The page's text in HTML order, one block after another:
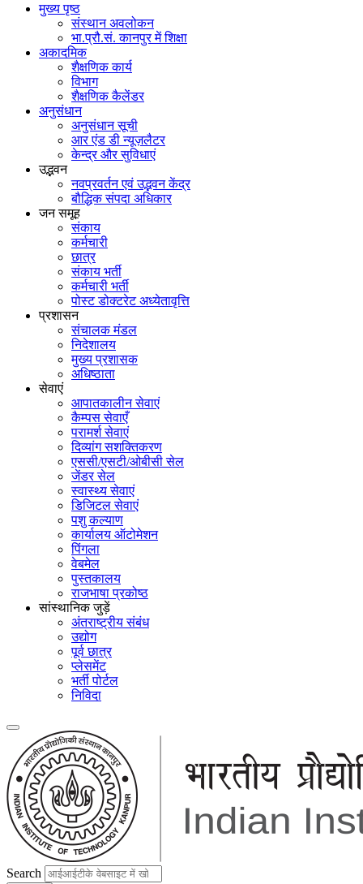
मुख्य पृष्ठ
संस्थान अवलोकन
भा.प्रौ.सं. कानपुर में शिक्षा
अकादमिक
शैक्षणिक कार्य
विभाग
शैक्षणिक कैलेंडर
अनुसंधान
अनुसंधान सूची
आर एंड डी न्यूज़लैटर
केन्द्र और सुविधाएं
उद्भवन
नवप्रवर्तन एवं उद्भवन केंद्र
बौद्धिक संपदा अधिकार
जन समूह
संकाय
कर्मचारी
छात्र
संकाय भर्ती
कर्मचारी भर्ती
पोस्‍ट डोक्‍टरेट अध्‍येतावृत्ति
प्रशासन
संचालक मंडल
निदेशालय
मुख्य प्रशासक
अधिष्ठाता
सेवाएं
आपातकालीन सेवाएं
कैम्पस सेवाएँ
परामर्श सेवाएं
दिव्यांग सशक्तिकरण
एससी/एसटी/ओबीसी सेल
जेंडर सेल
स्वास्थ्य सेवाएं
डिजिटल सेवाएं
पशु कल्याण
कार्यालय ऑटोमेशन
पिंगला
वेबमेल
पुस्तकालय
राजभाषा प्रकोष्ठ
सांस्थानिक जुड़ें
अंतराष्ट्रीय संबंध
उद्योग
पूर्व छात्र
प्लेसमेंट
भर्ती पोर्टल
निविदा
Search